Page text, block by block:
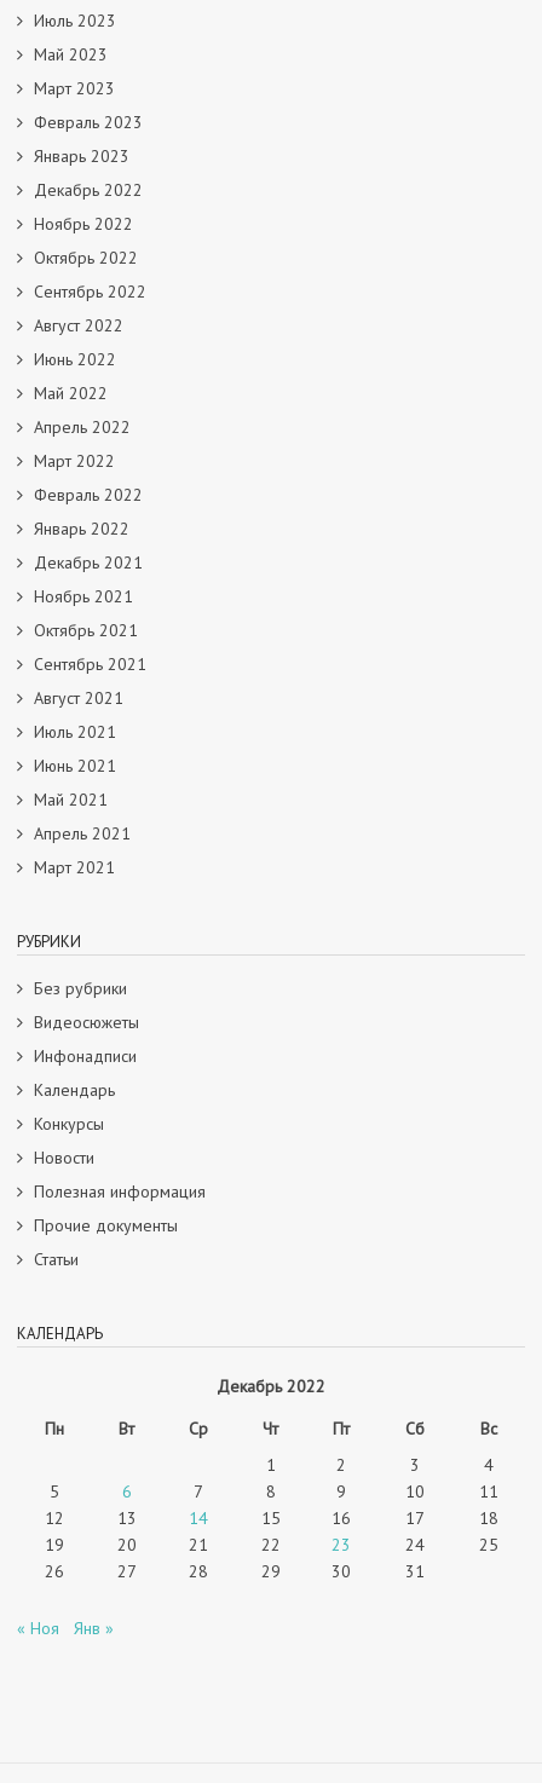
Июль 2023
Май 2023
Март 2023
Февраль 2023
Январь 2023
Декабрь 2022
Ноябрь 2022
Октябрь 2022
Сентябрь 2022
Август 2022
Июнь 2022
Май 2022
Апрель 2022
Март 2022
Февраль 2022
Январь 2022
Декабрь 2021
Ноябрь 2021
Октябрь 2021
Сентябрь 2021
Август 2021
Июль 2021
Июнь 2021
Май 2021
Апрель 2021
Март 2021
РУБРИКИ
Без рубрики
Видеосюжеты
Инфонадписи
Календарь
Конкурсы
Новости
Полезная информация
Прочие документы
Статьи
КАЛЕНДАРЬ
Декабрь 2022
Пн
Вт Ср Чт Пт Сб
Вс
1
2 3
4
5
6 7 8 9 10
11
12
13 14 15 16 17
18
19
20 21 22 23 24
25
26
27 28 29 30 31
« Ноя Янв »